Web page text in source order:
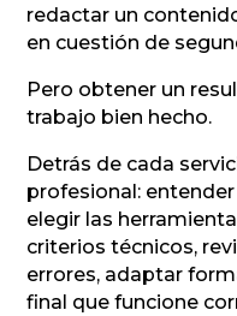
redactar un
en cuestión de
Pero obtener un
trabajo bien hecho.
Detrás de cada
profesional:
elegir las
criterios técnicos,
errores, adaptar
final que funcione